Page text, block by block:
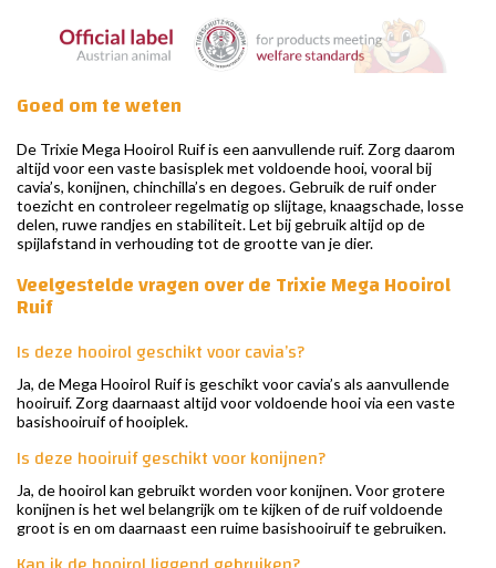
Goed om te weten
De Trixie Mega Hooirol Ruif is een aanvullende ruif. Zorg daarom
altijd voor een vaste basisplek met voldoende hooi, vooral bij
cavia’s, konijnen, chinchilla’s en degoes. Gebruik de ruif onder
toezicht en controleer regelmatig op slijtage, knaagschade, losse
delen, ruwe randjes en stabiliteit. Let bij gebruik altijd op de
spijlafstand in verhouding tot de grootte van je dier.
Veelgestelde vragen over de Trixie Mega Hooirol
Ruif
Is deze hooirol geschikt voor cavia’s?
Ja, de Mega Hooirol Ruif is geschikt voor cavia’s als aanvullende
hooiruif. Zorg daarnaast altijd voor voldoende hooi via een vaste
basishooiruif of hooiplek.
Is deze hooiruif geschikt voor konijnen?
Ja, de hooirol kan gebruikt worden voor konijnen. Voor grotere
konijnen is het wel belangrijk om te kijken of de ruif voldoende
groot is en om daarnaast een ruime basishooiruif te gebruiken.